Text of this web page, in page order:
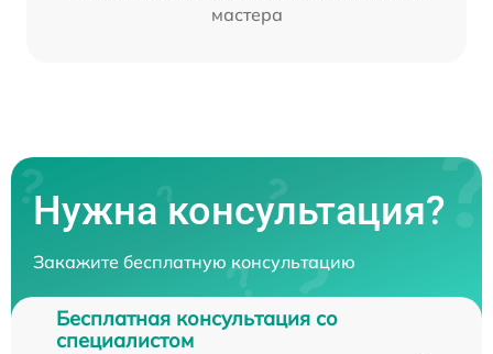
мастера
Нужна консультация?
Закажите бесплатную консультацию
Бесплатная консультация со
специалистом